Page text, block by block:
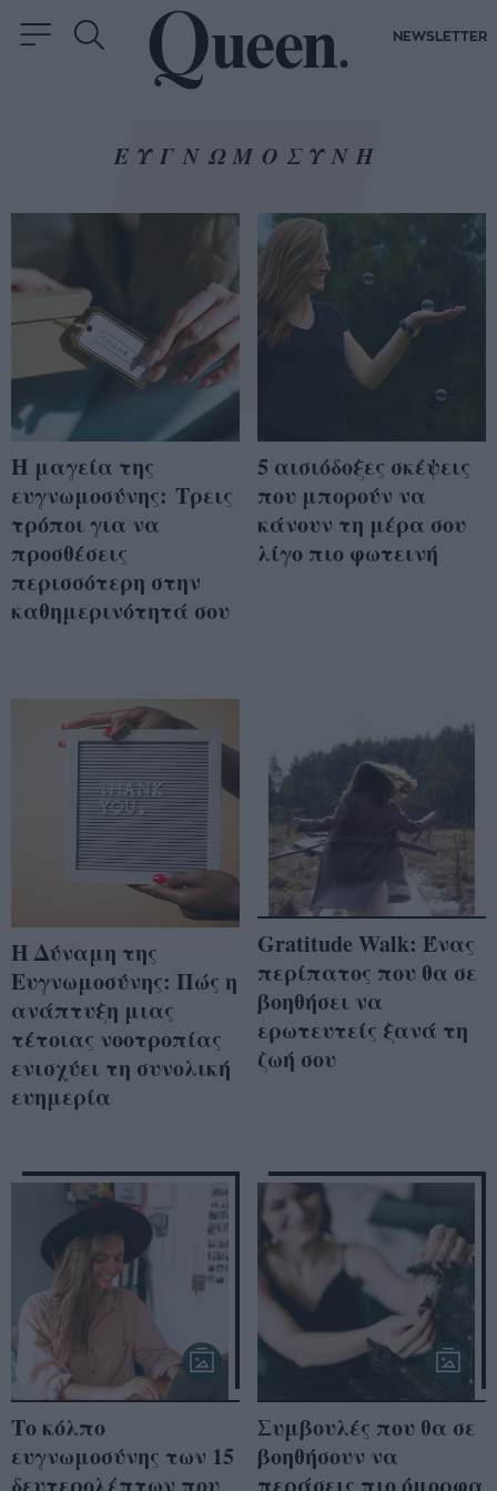
NEWSLETTER
ΕΥΓΝΩΜΟΣΥΝΗ
Η μαγεία της
ευγνωμοσύνης: Τρεις
τρόποι για να
προσθέσεις
περισσότερη στην
καθημερινότητά σου
5 αισιόδοξες σκέψεις
που μπορούν να
κάνουν τη μέρα σου
λίγο πιο φωτεινή
Η Δύναμη της
Ευγνωμοσύνης: Πώς η
ανάπτυξη μιας
τέτοιας νοοτροπίας
ενισχύει τη συνολική
ευημερία
Gratitude Walk: Ένας
περίπατος που θα σε
βοηθήσει να
ερωτευτείς ξανά τη
ζωή σου
Το κόλπο
ευγνωμοσύνης των 15
Συμβουλές που θα σε
βοηθήσουν να